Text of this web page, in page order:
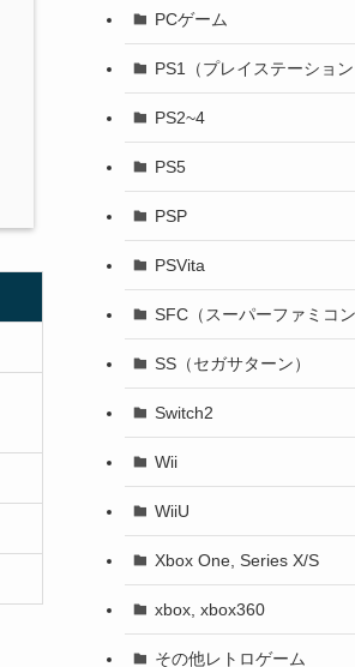
PCゲーム
PS1（プレイステーション
PS2~4
PS5
PSP
PSVita
SFC（スーパーファミコン
SS（セガサターン）
Switch2
Wii
WiiU
Xbox One, Series X/S
xbox, xbox360
その他レトロゲーム